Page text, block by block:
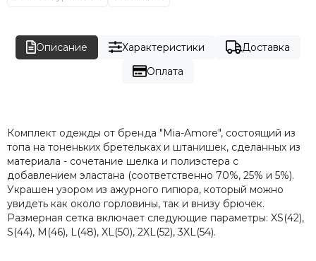
Описание Характеристики
Доставка
Оплата
Комплект одежды от бренда "Mia-Amore", состоящий из
топа на тоненьких бретельках и штанишек, сделанных из
материала - сочетание шелка и полиэстера с
добавлением эластана (соответственно 70%, 25% и 5%).
Украшен узором из ажурного гипюра, который можно
увидеть как около горловины, так и внизу брючек.
Размерная сетка включает следующие параметры: XS(42),
S(44), М(46), L(48), XL(50), 2XL(52), 3XL(54).